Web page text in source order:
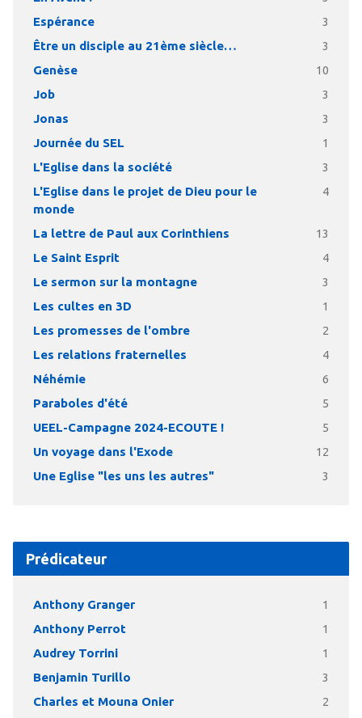
Espérance 3
Être un disciple au 21ème siècle… 3
Genèse 10
Job 3
Jonas 3
Journée du SEL 1
L'Eglise dans la société 3
L'Eglise dans le projet de Dieu pour le
monde
4
La lettre de Paul aux Corinthiens 13
Le Saint Esprit 4
Le sermon sur la montagne 3
Les cultes en 3D 1
Les promesses de l'ombre 2
Les relations fraternelles 4
Néhémie 6
Paraboles d'été 5
UEEL-Campagne 2024-ECOUTE ! 5
Un voyage dans l'Exode 12
Une Eglise "les uns les autres" 3
Prédicateur
Anthony Granger 1
Anthony Perrot 1
Audrey Torrini 1
Benjamin Turillo 3
Charles et Mouna Onier 2